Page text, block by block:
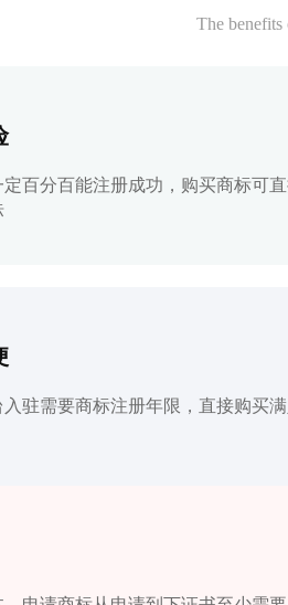
The benefits
百分百能注册成功，购买商标可
驻需要商标注册年限，直接购买